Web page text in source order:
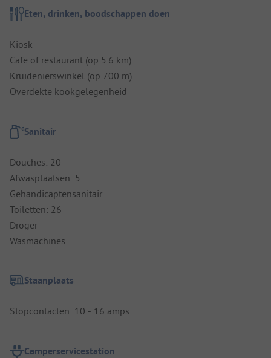
Eten, drinken, boodschappen doen
Kiosk
Cafe of restaurant (op 5.6 km)
Kruidenierswinkel (op 700 m)
Overdekte kookgelegenheid
Sanitair
Douches: 20
Afwasplaatsen: 5
Gehandicaptensanitair
Toiletten: 26
Droger
Wasmachines
Staanplaats
Stopcontacten: 10 - 16 amps
Camperservicestation